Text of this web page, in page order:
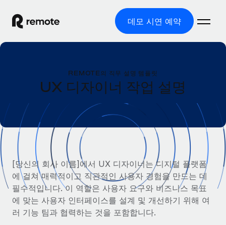
데모 시연 예약
글로벌 고용
글로벌 급여
규정을 준수하며 급여 지급을 손쉽게 처리
기록상 고용주(EOR)
법인 설립 비용 없이 전 세계로 사업을 확장
기록상 계약자
전 세계에서 규정을 준수하며 계약자 고용
계약자 관리
글로벌 서비스 제공
국가별 정보
국가별 글로벌 채용 지원 알아보기
미국 주별 정보
미국 모든 주 전역에서 채용 업무를 간소화
Remote와 다른 솔루션 비교
리소스
도구 및 계산기
오분류 리스크 평가 도구
국가별 직원 오분류 리스크 확인
직원 비용 계산기
국가별 총 인건비 계산
한국어
REMOTE의 직무 설명 템플릿
UX 디자이너 작업 설명
[당신의 회사 이름]에서 UX 디자이너는 디지털 플랫폼
에 걸쳐 매력적이고 직관적인 사용자 경험을 만드는 데
필수적입니다. 이 역할은 사용자 요구와 비즈니스 목표
에 맞는 사용자 인터페이스를 설계 및 개선하기 위해 여
러 기능 팀과 협력하는 것을 포함합니다.